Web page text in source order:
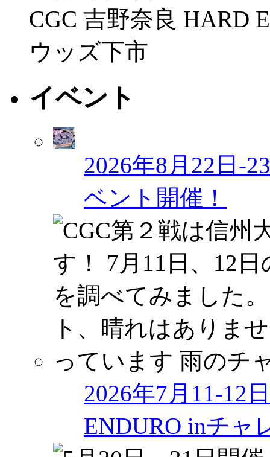
CGC 吉野奈良 HARD
ウッズ下市
イベント
2026年8月22日-
ベント開催！
2026年7月11-12
ENDURO inチャ